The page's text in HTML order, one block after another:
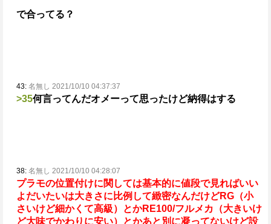
で合ってる？
43: 名無し 2021/10/10 04:37:37
>35何言ってんだオメーって思ったけど納得はする
38: 名無し 2021/10/10 04:28:07
プラモの位置付けに関しては基本的に値段で見ればいい
よ だいたいは大きさに比例して緻密なんだけどRG（小
さいけど細かくて高級）とかRE100/フルメカ（大きいけ
ど大味でかわりに安い）とかあと別に凝ってないけど設